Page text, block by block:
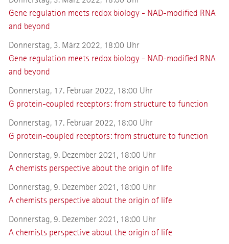
Gene regulation meets redox biology - NAD-modified RNA
and beyond
Donnerstag, 3. März 2022, 18:00 Uhr
Gene regulation meets redox biology - NAD-modified RNA
and beyond
Donnerstag, 17. Februar 2022, 18:00 Uhr
G protein-coupled receptors: from structure to function
Donnerstag, 17. Februar 2022, 18:00 Uhr
G protein-coupled receptors: from structure to function
Donnerstag, 9. Dezember 2021, 18:00 Uhr
A chemists perspective about the origin of life
Donnerstag, 9. Dezember 2021, 18:00 Uhr
A chemists perspective about the origin of life
Donnerstag, 9. Dezember 2021, 18:00 Uhr
A chemists perspective about the origin of life